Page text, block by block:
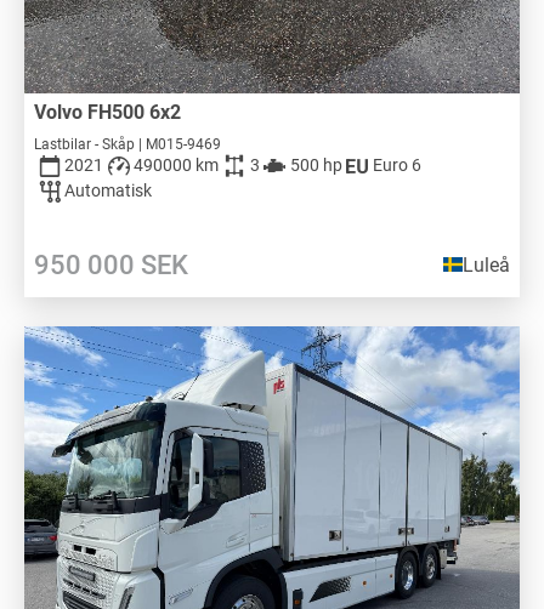
Volvo FH500 6x2
Lastbilar - Skåp | M015-9469
2021 490000 km 3 500 hp
Euro 6
Automatisk
950 000 SEK Luleå